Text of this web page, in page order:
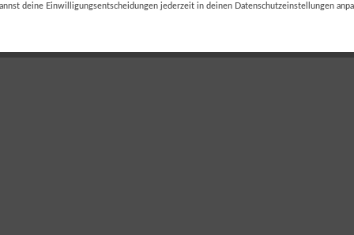
deine Einwilligungsentscheidungen jederzeit in deinen Datenschutzeinstellungen